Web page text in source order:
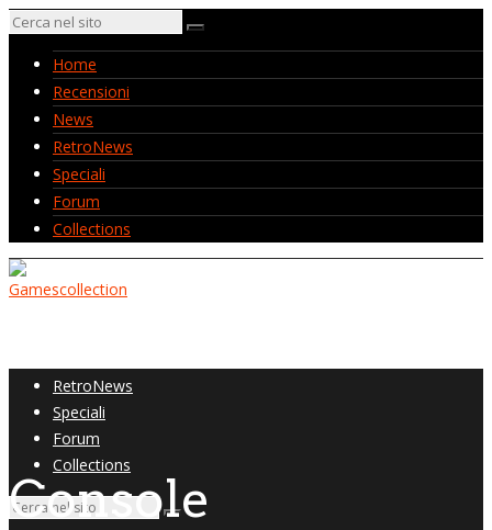
Home
Recensioni
News
RetroNews
Speciali
Forum
Collections
RetroNews
Speciali
Forum
Collections
Console